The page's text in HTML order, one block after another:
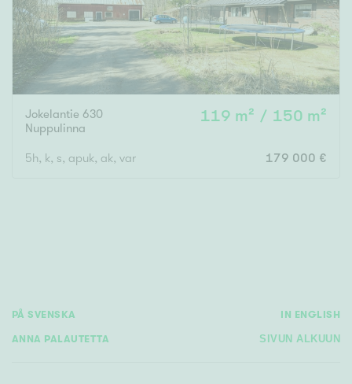
Hinta
000 000 €
Pinta-ala
Asuinpinta-ala Kokonaispinta-ala
Uudiskohteet
Jokelantie 630
Nuppulinna
119 m² / 150 m²
5h, k, s, apuk, ak, var 179 000 €
PÅ SVENSKA IN ENGLISH
ANNA PALAUTETTA SIVUN ALKUUN